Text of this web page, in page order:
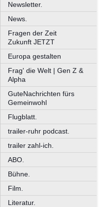
Newsletter.
News.
Fragen der Zeit
Zukunft JETZT
Europa gestalten
Frag' die Welt | Gen Z &
Alpha
GuteNachrichten fürs
Gemeinwohl
Flugblatt.
trailer-ruhr podcast.
trailer zahl-ich.
ABO.
Bühne.
Film.
Literatur.